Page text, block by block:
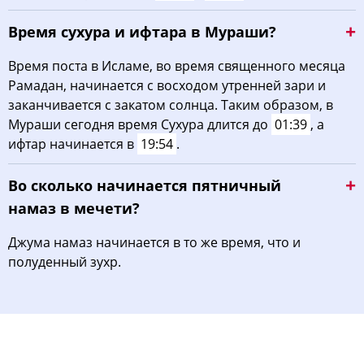
30, Вс 02:06 04:36 11:45 15:30 18:53 21:09
02:10 04:38 11:44 15:29
Время сухура и ифтара в Мураши?
Время поста в Исламе, во время священного месяца
Рамадан, начинается с восходом утренней зари и
заканчивается с закатом солнца. Таким образом, в
Мураши сегодня время Сухура длится до 01:39 , а
ифтар начинается в 19:54 .
Во сколько начинается пятничный
намаз в мечети?
Джума намаз начинается в то же время, что и
полуденный зухр.